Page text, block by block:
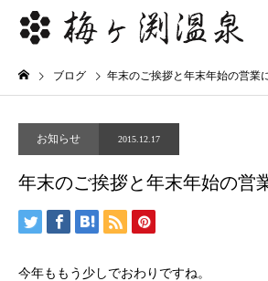
ブログ 年末のご挨拶と年末年始の営業
お知らせ 2015.12.17
年末のご挨拶と年末年始の営
今年ももう少しでおわりですね。